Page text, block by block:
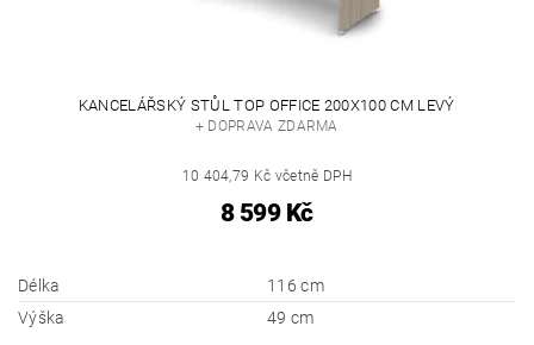
KANCELÁŘSKÝ STŮL TOP OFFICE 200X100 CM LEVÝ
+ DOPRAVA ZDARMA
10 404,79 Kč včetně DPH
8 599 Kč
Délka
116 cm
Výška
49 cm